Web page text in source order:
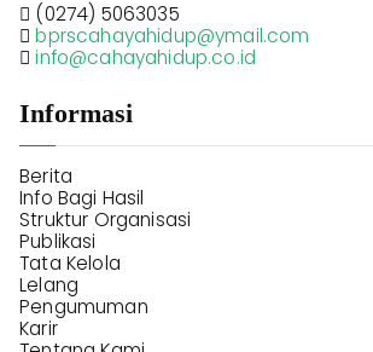
(0274) 5063035
bprscahayahidup@ymail.com
info@cahayahidup.co.id
Informasi
Berita
Info Bagi Hasil
Struktur Organisasi
Publikasi
Tata Kelola
Lelang
Pengumuman
Karir